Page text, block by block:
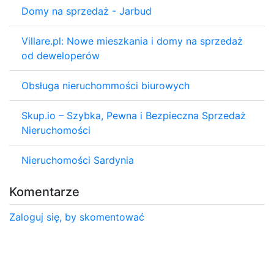
Domy na sprzedaż - Jarbud
Villare.pl: Nowe mieszkania i domy na sprzedaż
od deweloperów
Obsługa nieruchommości biurowych
Skup.io – Szybka, Pewna i Bezpieczna Sprzedaż
Nieruchomości
Nieruchomości Sardynia
Komentarze
Zaloguj się, by skomentować